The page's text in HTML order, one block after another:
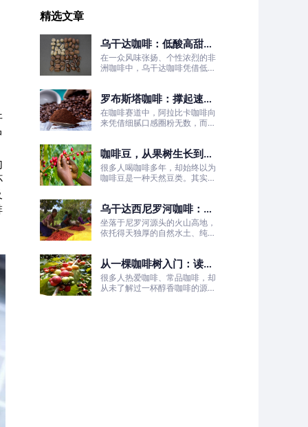
精选文章
乌干达咖啡：低酸高甜！
被严重低估的日常治愈口
粮豆
在一众风味张扬、个性浓烈的非
洲咖啡中，乌干达咖啡凭借低酸
众对非洲咖啡“酸涩浓烈、刺激
性强”的刻板印象。
罗布斯塔咖啡：撑起速溶
咖啡半壁江山
在咖啡赛道中，阿拉比卡咖啡向
来凭借细腻口感圈粉无数，而罗
咖啡豆，从果树生长到烘
焙成型
很多人喝咖啡多年，却始终以为
咖啡豆是一种天然豆类。其实我
乌干达西尼罗河咖啡：尼
罗河源头的水洗精品风味
坐落于尼罗河源头的火山高地，
依托得天独厚的自然水土、纯净
酸、白葡萄清甜的优质咖啡豆。
从一棵咖啡树入门：读懂
咖啡的生长、照料与采收
全过程
很多人热爱咖啡、常品咖啡，却
从未了解过一杯醇香咖啡的源头